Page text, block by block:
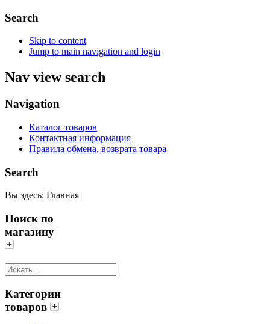
Search
Skip to content
Jump to main navigation and login
Nav view search
Navigation
Каталог товаров
Контактная информация
Правила обмена, возврата товара
Search
Вы здесь: Главная
Поиск по
магазину
Категории
товаров